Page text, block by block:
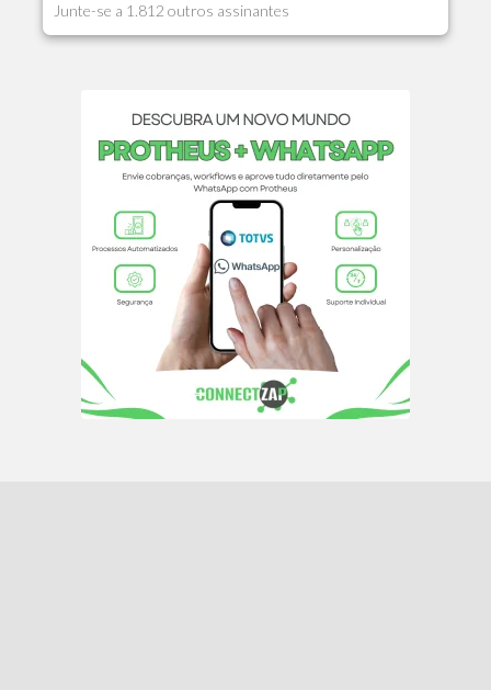
Junte-se a 1.812 outros assinantes